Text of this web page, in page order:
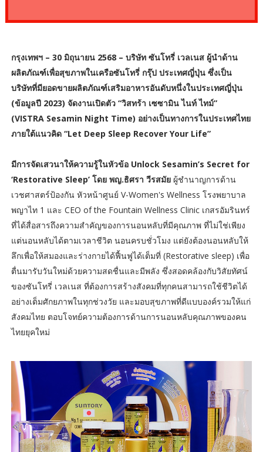
กรุงเทพฯ – 30 มิถุนายน 2568 – บริษัท ซันโทรี่ เวลเนส ผู้นำด้าน
ผลิตภัณฑ์เพื่อสุขภาพในเครือซันโทรี่ กรุ๊ป ประเทศญี่ปุ่น ซึ่งเป็น
บริษัทที่มียอดขายผลิตภัณฑ์เสริมอาหารอันดับหนึ่งในประเทศญี่ปุ่น
(ข้อมูลปี 2023) จัดงานเปิดตัว “วิสทร้า เซซามิน ไนท์ ไทม์”
(VISTRA Sesamin Night Time) อย่างเป็นทางการในประเทศไทย
ภายใต้แนวคิด “Let Deep Sleep Recover Your Life”
มีการจัดเสวนาให้ความรู้ในหัวข้อ Unlock Sesamin’s Secret for
‘Restorative Sleep’ โดย พญ.ธิศรา วีรสมัยผู้ชำนาญการด้าน
เวชศาสตร์ป้องกัน หัวหน้าศูนย์ V-Women's Wellness โรงพยาบาล
พญาไท 1 และ CEO of the Fountain Wellness Clinic เกสรอัมรินทร์
ที่ได้สื่อสารถึงความสำคัญของการนอนหลับที่มีคุณภาพ ที่ไม่ใช่เพียง
แต่นอนหลับได้ตามเวลาชีวิต นอนครบชั่วโมง แต่ยังต้องนอนหลับให้
ลึกเพื่อให้สมองและร่างกายได้ฟื้นฟูได้เต็มที่ (Restorative sleep) เพื่อ
ตื่นมารับวันใหม่ด้วยความสดชื่นและมีพลัง ซึ่งสอดคล้องกับวิสัยทัศน์
ของซันโทรี่ เวลเนส ที่ต้องการสร้างสังคมที่ทุกคนสามารถใช้ชีวิตได้
อย่างเต็มศักยภาพในทุกช่วงวัย และมอบสุขภาพที่ดีแบบองค์รวมให้แก่
สังคมไทย ตอบโจทย์ความต้องการด้านการนอนหลับคุณภาพของคน
ไทยยุคใหม่